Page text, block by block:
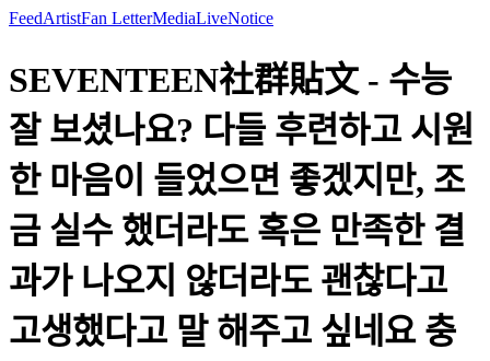
FeedArtistFan LetterMediaLiveNotice
SEVENTEEN社群貼文 - 수능
잘 보셨나요? 다들 후련하고 시원
한 마음이 들었으면 좋겠지만, 조
금 실수 했더라도 혹은 만족한 결
과가 나오지 않더라도 괜찮다고
고생했다고 말 해주고 싶네요 충